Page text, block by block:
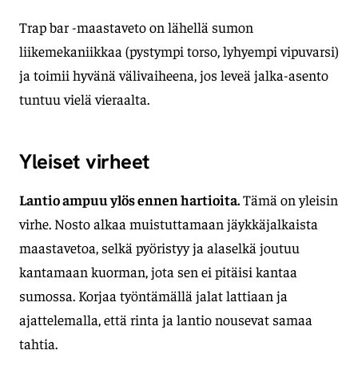
Trap bar -maastaveto on lähellä sumon
liikemekaniikkaa (pystympi torso, lyhyempi vipuvarsi)
ja toimii hyvänä välivaiheena, jos leveä jalka-asento
tuntuu vielä vieraalta.
Yleiset virheet
Lantio ampuu ylös ennen hartioita.Tämä on yleisin
virhe. Nosto alkaa muistuttamaan jäykkäjalkaista
maastavetoa, selkä pyöristyy ja alaselkä joutuu
kantamaan kuorman, jota sen ei pitäisi kantaa
sumossa. Korjaa työntämällä jalat lattiaan ja
ajattelemalla, että rinta ja lantio nousevat samaa
tahtia.